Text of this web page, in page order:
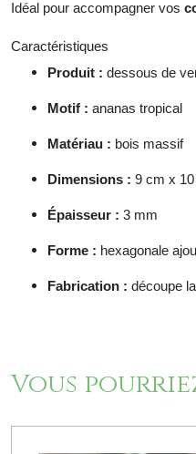
Idéal pour accompagner vos
Caractéristiques
Produit : dessous de
Motif : ananas tropical
Matériau : bois massif
Dimensions : 9 cm x
Épaisseur : 3 mm
Forme : hexagonale
Fabrication : découpe
Vous